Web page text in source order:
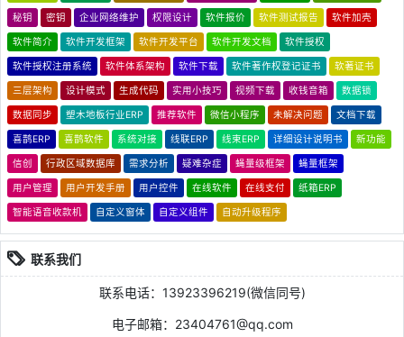
秘钥 密钥 企业网络维护 权限设计 软件报价 软件测试报告 软件加壳
软件简介 软件开发框架 软件开发平台 软件开发文档 软件授权
软件授权注册系统 软件体系架构 软件下载 软件著作权登记证书 软著证书
三层架构 设计模式 生成代码 实用小技巧 视频下载 收钱音箱 数据锁
数据同步 塑木地板行业ERP 推荐软件 微信小程序 未解决问题 文档下载
喜鹊ERP 喜鹊软件 系统对接 线联ERP 线束ERP 详细设计说明书 新功能
信创 行政区域数据库 需求分析 疑难杂症 蝇量级框架 蝇量框架
用户管理 用户开发手册 用户控件 在线软件 在线支付 纸箱ERP
智能语音收款机 自定义窗体 自定义组件 自动升级程序
联系我们
联系电话：13923396219(微信同号)
电子邮箱：23404761@qq.com